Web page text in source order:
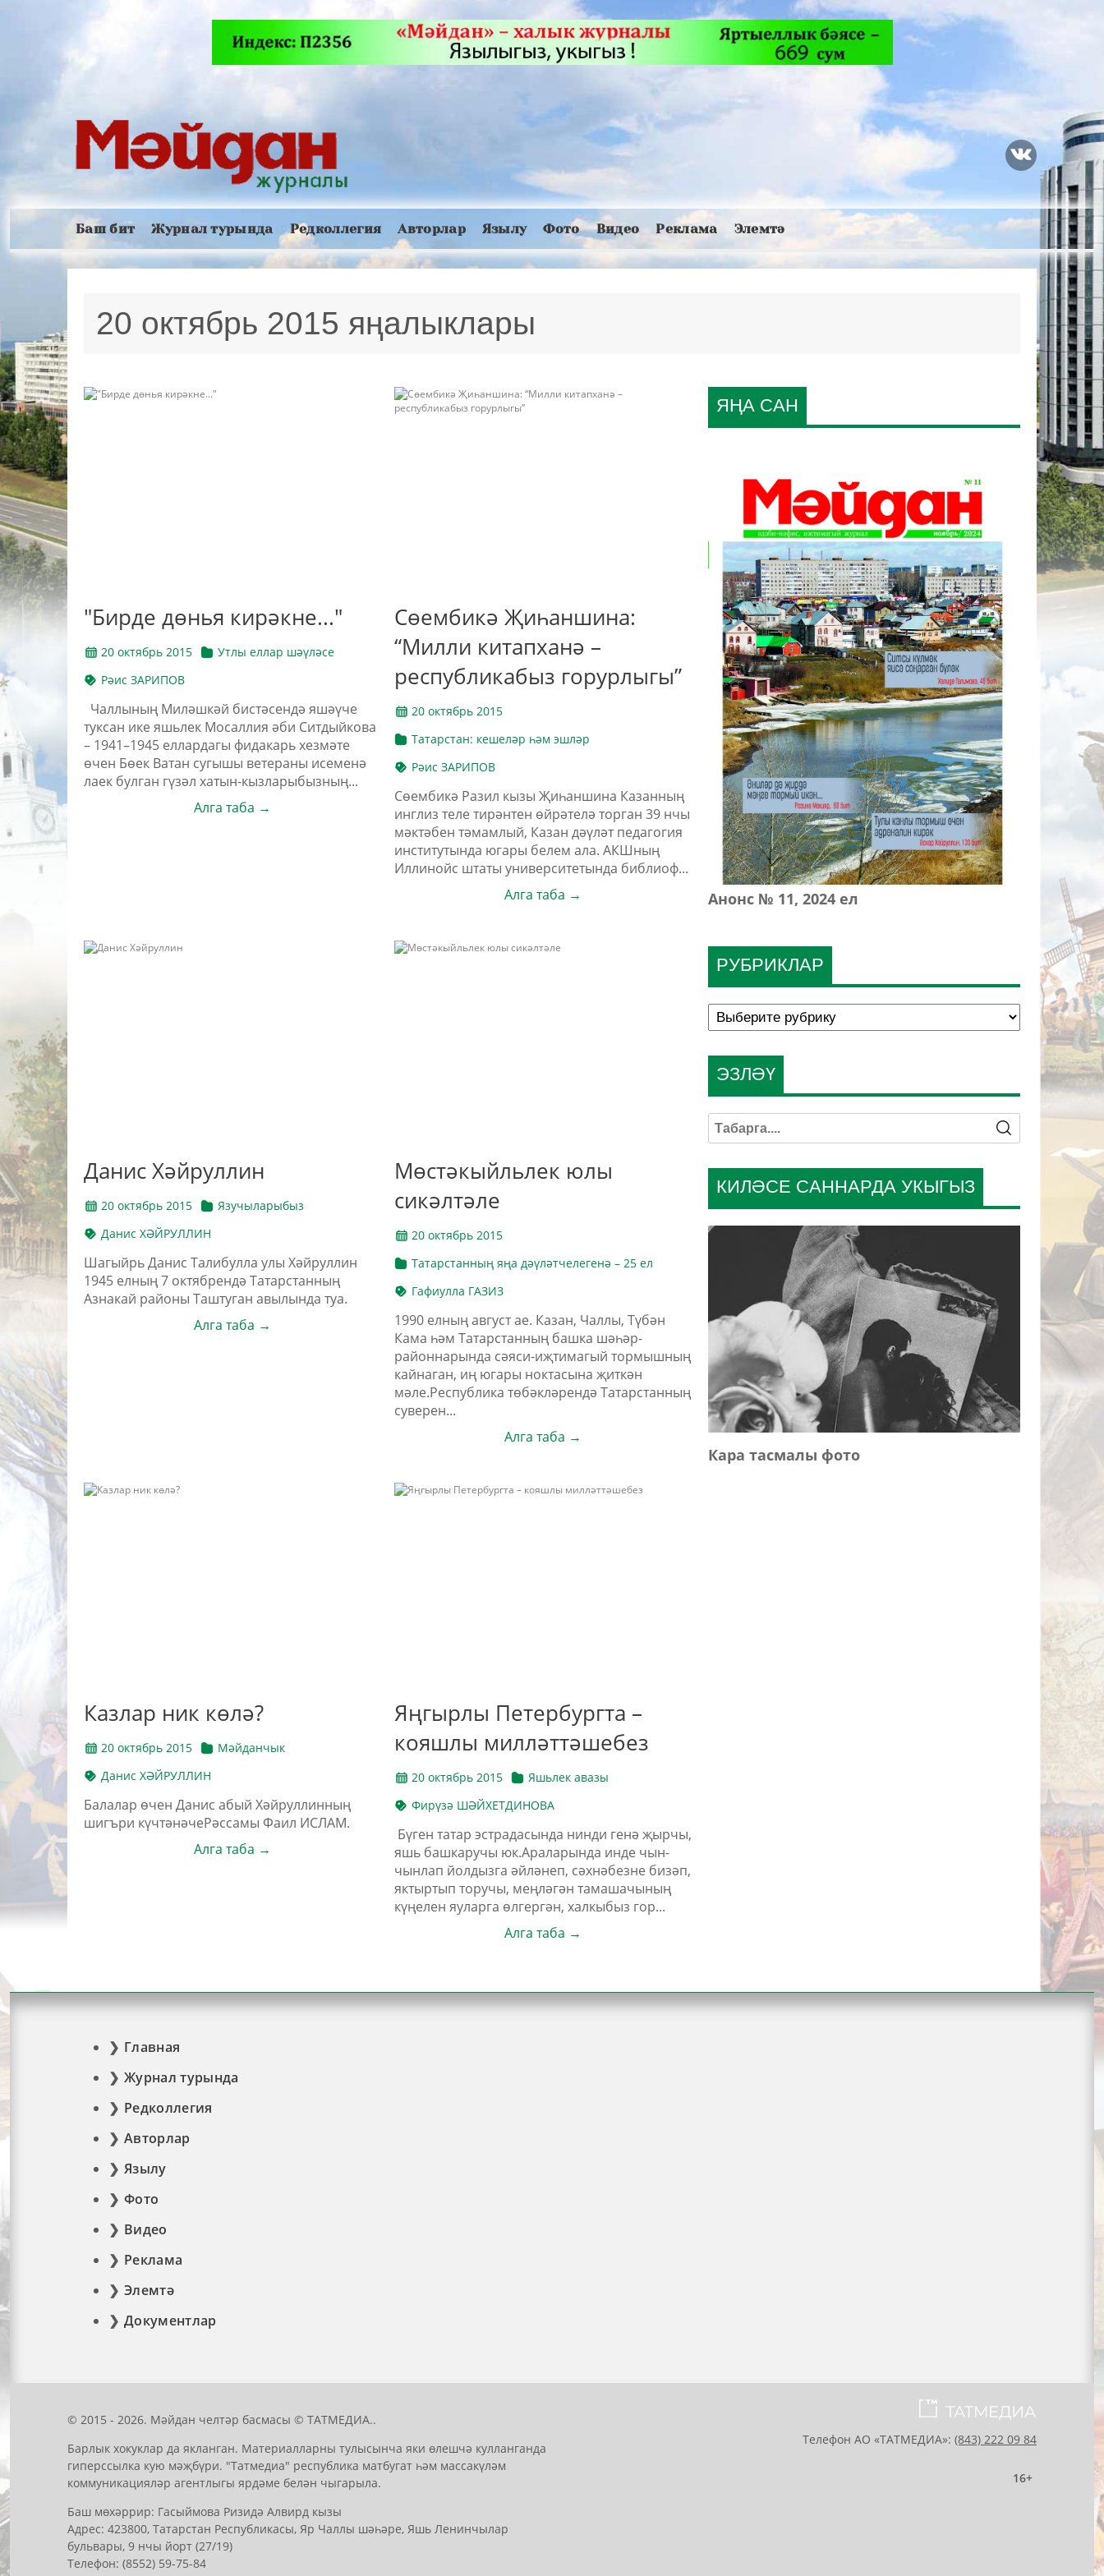
Баш бит Журнал турында Редколлегия Авторлар Язылу Фото Видео Реклама Элемтә
20 октябрь 2015 яңалыклары
"Бирде дөнья кирәкне..."
20 октябрь 2015
Утлы еллар шәүләсе
Рәис ЗАРИПОВ
Чаллының Миләшкәй бистәсендә яшәүче
туксан ике яшьлек Мосаллия әби Ситдыйкова
– 1941–1945 ел­лар­да­гы фидакарь хезмәте
өчен Бөек Ватан сугышы ветераны исеменә
лаек бул­ган гүзәл хатын-кызларыбызның...
Алга таба →
Сөембикә Җиһаншина:
“Милли китапханә –
республикабыз горурлыгы”
20 октябрь 2015
Татарстан: кешеләр һәм эшләр
Рәис ЗАРИПОВ
Сөембикә Разил кызы Җиһаншина Казанның
инглиз теле тирәнтен өйрәтелә торган 39 нчы
мәктәбен тәмамлый, Казан дәүләт педагогия
институтында югары белем ала. АКШның
Иллинойс штаты университетында библиоф...
Алга таба →
Данис Хәйруллин
20 октябрь 2015
Язучыларыбыз
Данис ХӘЙРУЛЛИН
Шагыйрь Данис Талибулла улы Хәйруллин
1945 елның 7 октябрендә Татарстанның
Азнакай районы Таштуган авылында туа.
Алга таба →
Мөстәкыйльлек юлы
сикәлтәле
20 октябрь 2015
Татарстанның яңа дәүләтчелегенә – 25 ел
Гафиулла ГАЗИЗ
1990 елның август ае. Казан, Чаллы, Түбән
Кама һәм Татарстанның башка шәһәр-
районнарында сәяси-иҗтимагый тормышның
кайнаган, иң югары ноктасына җиткән
мәле.Республика төбәкләрендә Татарстанның
суверен...
Алга таба →
Казлар ник көлә?
20 октябрь 2015
Мәйданчык
Данис ХӘЙРУЛЛИН
Балалар өчен Данис абый Хәйруллинның
шигъри күчтәнәчеРәссамы Фаил ИСЛАМ.
Алга таба →
Яңгырлы Петербургта –
кояшлы милләттәшебез
20 октябрь 2015
Яшьлек авазы
Фирүзә ШӘЙХЕТДИНОВА
Бүген татар эстрадасында нинди генә җырчы,
яшь башкаручы юк.Араларында инде чын-
чынлап йолдызга әйләнеп, сәхнәбезне бизәп,
яктыртып торучы, меңләгән тамашачының
күңелен яуларга өлгергән, халкыбыз гор...
Алга таба →
РУБРИКЛАР
ЯҢА САН
Анонс № 11, 2024 ел
КИЛӘСЕ САННАРДА УКЫГЫЗ
Кара тасмалы фото
ЭЗЛӘҮ
Главная
Журнал турында
Редколлегия
Авторлар
Язылу
Фото
Видео
Реклама
Элемтә
Документлар
© 2015 - 2026. Мәйдан челтәр басмасы © ТАТМЕДИА..
Барлык хокуклар да якланган. Материалларны тулысынча яки өлешчә кулланганда
гиперссылка кую мәҗбүри. "Татмедиа" республика матбугат һәм массакүләм
коммуникацияләр агентлыгы ярдәме белән чыгарыла.
Баш мөхәррир: Гасыймова Ризидә Алвирд кызы
Адрес: 423800, Татарстан Республикасы, Яр Чаллы шәһәре, Яшь Ленинчылар
бульвары, 9 нчы йорт (27/19)
Телефон: (8552) 59-75-84
Телефон АО «ТАТМЕДИА»: (843) 222 09 84
16+